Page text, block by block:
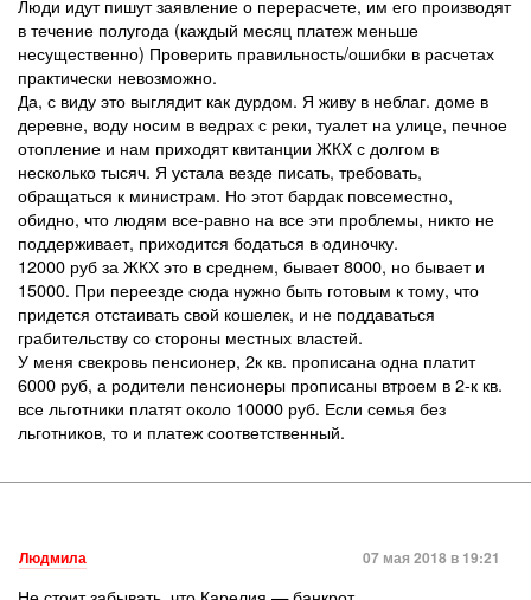
в течение полугода (каждый месяц платеж меньше
несущественно) Проверить правильность/ошибки в расчетах
практически невозможно.
Да, с виду это выглядит как дурдом. Я живу в неблаг. доме в
деревне, воду носим в ведрах с реки, туалет на улице, печное
отопление и нам приходят квитанции ЖКХ с долгом в
несколько тысяч. Я устала везде писать, требовать,
обращаться к министрам. Но этот бардак повсеместно,
обидно, что людям все-равно на все эти проблемы, никто не
поддерживает, приходится бодаться в одиночку.
12000 руб за ЖКХ это в среднем, бывает 8000, но бывает и
15000. При переезде сюда нужно быть готовым к тому, что
придется отстаивать свой кошелек, и не поддаваться
грабительству со стороны местных властей.
У меня свекровь пенсионер, 2к кв. прописана одна платит
6000 руб, а родители пенсионеры прописаны втроем в 2-к кв.
все льготники платят около 10000 руб. Если семья без
льготников, то и платеж соответственный.
Людмила 07 мая 2018 в 19:21